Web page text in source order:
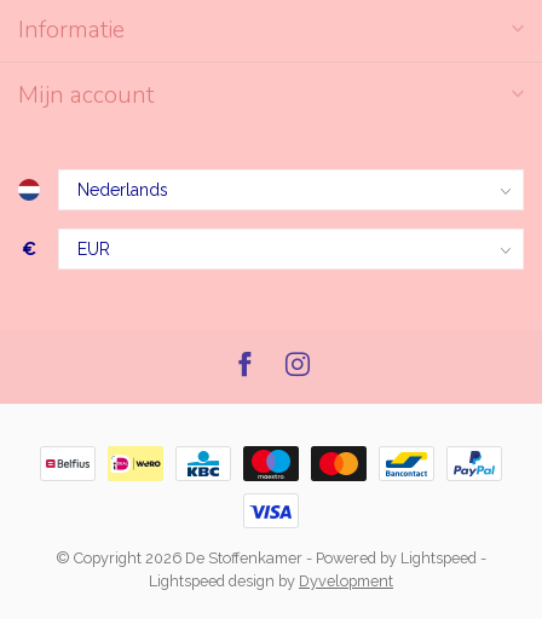
Informatie
Mijn account
€
© Copyright 2026 De Stoffenkamer - Powered by Lightspeed -
Lightspeed design by Dyvelopment